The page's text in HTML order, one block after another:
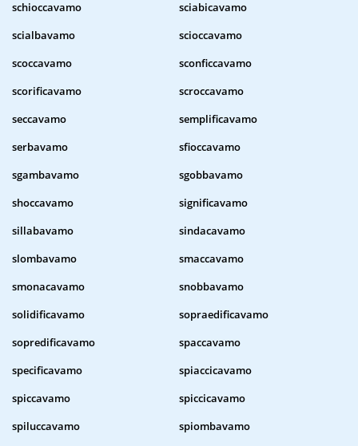
schioccavamo
sciabicavamo
scialbavamo
scioccavamo
scoccavamo
sconficcavamo
scorificavamo
scroccavamo
seccavamo
semplificavamo
serbavamo
sfioccavamo
sgambavamo
sgobbavamo
shoccavamo
significavamo
sillabavamo
sindacavamo
slombavamo
smaccavamo
smonacavamo
snobbavamo
solidificavamo
sopraedificavamo
sopredificavamo
spaccavamo
specificavamo
spiaccicavamo
spiccavamo
spiccicavamo
spiluccavamo
spiombavamo